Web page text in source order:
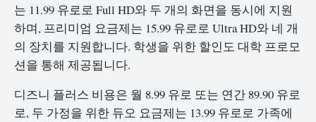
는 11.99 유로로 Full HD와 두 개의 화면을 동시에 지원
하며, 프리미엄 요금제는 15.99 유로로 Ultra HD와 네 개
의 장치를 지원합니다. 학생을 위한 할인도 대학 프로모
션을 통해 제공됩니다.
디즈니 플러스 비용은 월 8.99 유로 또는 연간 89.90 유로
로, 두 가정을 위한 듀오 요금제는 13.99 유로로 가족에